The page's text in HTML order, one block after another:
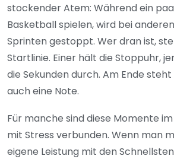
stockender Atem: Während ein
Basketball spielen, wird bei
Sprinten gestoppt. Wer dran ist,
Startlinie. Einer hält die Stoppuhr,
die Sekunden durch. Am Ende
auch eine Note.
Für manche sind diese Momente
mit Stress verbunden. Wenn man
eigene Leistung mit den